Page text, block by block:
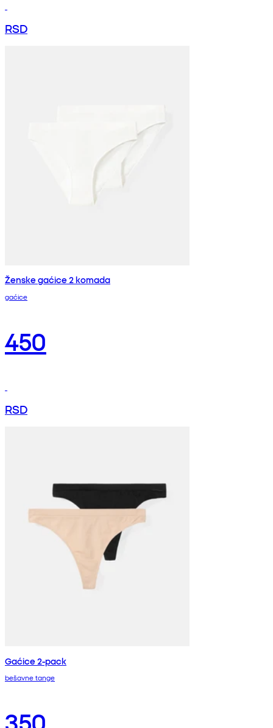
RSD
Ženske gaćice 2 komada
gaćice
450
RSD
Gaćice 2-pack
bešavne tange
350